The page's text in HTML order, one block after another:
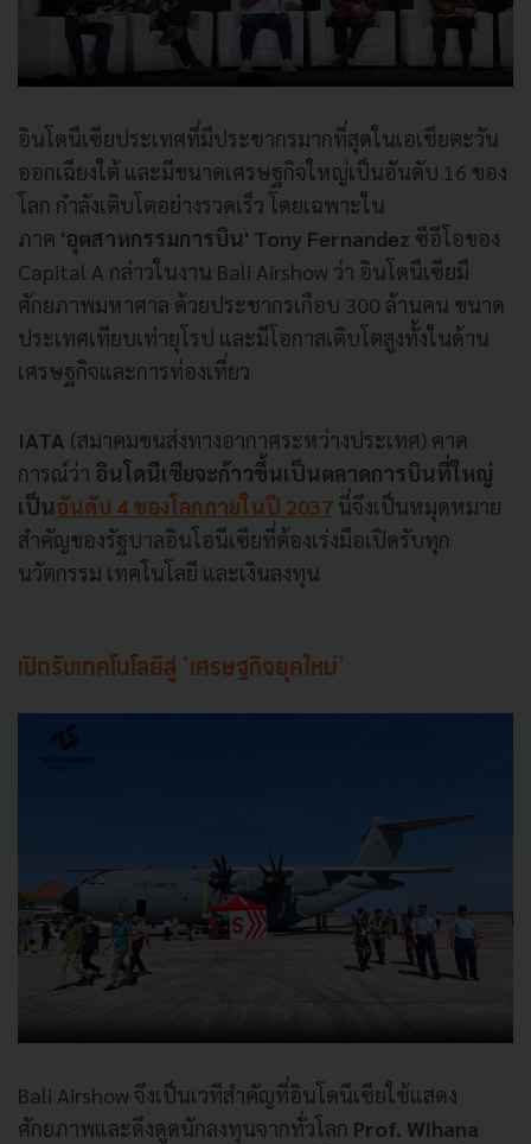
อินโดนีเซียประเทศที่มีประชากรมากที่สุดในเอเชียตะวัน
ออกเฉียงใต้ และมีขนาดเศรษฐกิจใหญ่เป็นอันดับ 16 ของ
โลก กำลังเติบโตอย่างรวดเร็ว โดยเฉพาะใน
ภาค 'อุตสาหกรรมการบิน' Tony Fernandez ซีอีโอของ
Capital A กล่าวในงาน Bali Airshow ว่า อินโดนีเซียมี
ศักยภาพมหาศาล ด้วยประชากรเกือบ 300 ล้านคน ขนาด
ประเทศเทียบเท่ายุโรป และมีโอกาสเติบโตสูงทั้งในด้าน
เศรษฐกิจและการท่องเที่ยว
IATA (สมาคมขนส่งทางอากาศระหว่างประเทศ) คาด
การณ์ว่า อินโดนีเซียจะก้าวขึ้นเป็นตลาดการบินที่ใหญ่
เป็นอันดับ 4 ของโลกภายในปี 2037 นี่จึงเป็นหมุดหมาย
สำคัญของรัฐบาลอินโอนีเซียที่ต้องเร่งมือเปิดรับทุก
นวัตกรรม เทคโนโลยี และเงินลงทุน
เปิดรับเทคโนโลยีสู่ 'เศรษฐกิจยุคใหม่'
Bali Airshow จึงเป็นเวทีสำคัญที่อินโดนีเซียใช้แสดง
ศักยภาพและดึงดูดนักลงทุนจากทั่วโลก Prof. Wihana